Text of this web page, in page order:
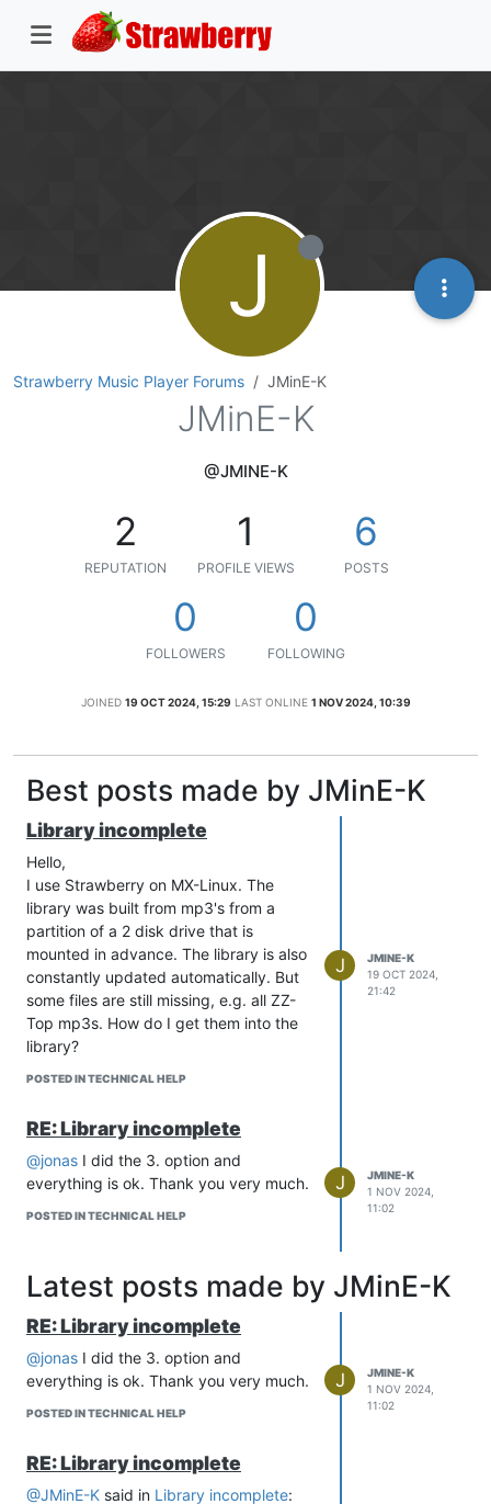
Strawberry Music Player Forums JMinE-K
J
JMinE-K
@JMINE-K
2
REPUTATION
1
PROFILE VIEWS
6
POSTS
0
FOLLOWERS
0
FOLLOWING
JOINED 19 OCT 2024, 15:29 LAST ONLINE 1 NOV 2024, 10:39
Best posts made by JMinE-K
Library incomplete
Hello,
I use Strawberry on MX-Linux. The
library was built from mp3's from a
partition of a 2 disk drive that is
mounted in advance. The library is also
constantly updated automatically. But
some files are still missing, e.g. all ZZ-
Top mp3s. How do I get them into the
library?
POSTED IN TECHNICAL HELP
J
JMINE-K
19 OCT 2024,
21:42
RE: Library incomplete
@jonas I did the 3. option and
everything is ok. Thank you very much.
POSTED IN TECHNICAL HELP
J
JMINE-K
1 NOV 2024,
11:02
Latest posts made by JMinE-K
RE: Library incomplete
@jonas I did the 3. option and
everything is ok. Thank you very much.
POSTED IN TECHNICAL HELP
J
JMINE-K
1 NOV 2024,
11:02
RE: Library incomplete
@JMinE-K said in Library incomplete: